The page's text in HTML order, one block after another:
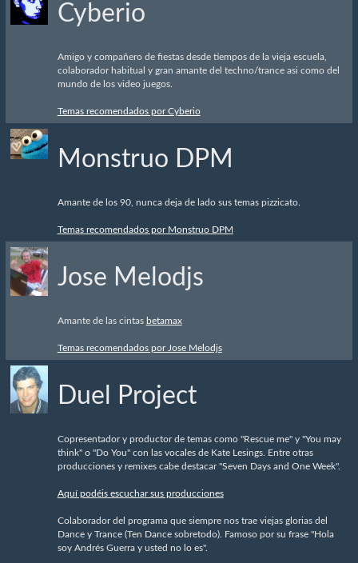
Cyberio
Amigo y compañero de fiestas desde tiempos de la vieja escuela,
colaborador habitual y gran amante del techno/trance asi como del
mundo de los video juegos.
Temas recomendados por Cyberio
Monstruo DPM
Amante de los 90, nunca deja de lado sus temas pizzicato.
Temas recomendados por Monstruo DPM
Jose Melodjs
Amante de las cintas betamax
Temas recomendados por Jose Melodjs
Duel Project
Copresentador y productor de temas como "Rescue me" y "You may
think" o "Do You" con las vocales de Kate Lesings. Entre otras
producciones y remixes cabe destacar "Seven Days and One Week".
Aquí podéis escuchar sus producciones
Colaborador del programa que siempre nos trae viejas glorias del
Dance y Trance (Ten Dance sobretodo). Famoso por su frase "Hola
soy Andrés Guerra y usted no lo es".